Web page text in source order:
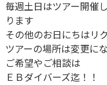
毎週土日はツアー開催
ります
その他のお日にちはリ
ツアーの場所は変更に
ご希望やご相談は
ＥＢダイバーズ迄！！